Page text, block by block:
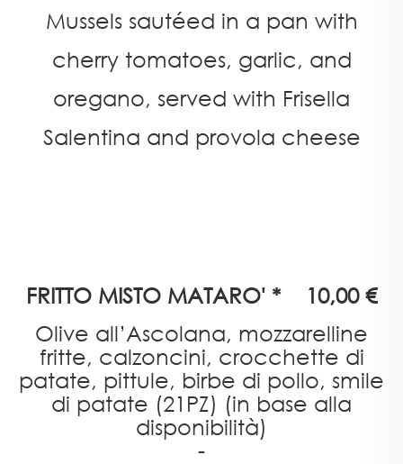
Mussels sautéed in a pan with
cherry tomatoes, garlic, and
oregano, served with Frisella
Salentina and provola cheese
FRITTO MISTO MATARO' * 10,00 €
Olive all’Ascolana, mozzarelline
fritte, calzoncini, crocchette di
patate, pittule, birbe di pollo, smile
di patate (21PZ) (in base alla
disponibilità)
-